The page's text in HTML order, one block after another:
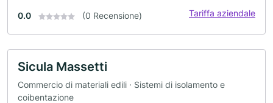
0.0 (0 Recensione) Tariffa aziendale
Sicula Massetti
Commercio di materiali edili · Sistemi di isolamento e
coibentazione